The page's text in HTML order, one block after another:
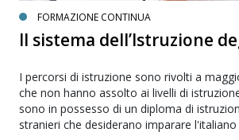
FORMAZIONE CONTINUA
Il sistema dell’Istruzione
I percorsi di istruzione sono rivolti a
che non hanno assolto ai livelli di
sono in possesso di un diploma di
stranieri che desiderano imparare l'italiano